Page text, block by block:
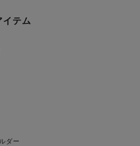
イテム
ダー